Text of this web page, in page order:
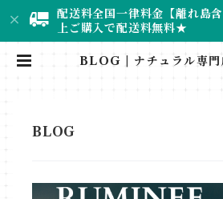
配送料全国一律料金【離れ島
上ご購入で配送料無料★
BLOG | ナチュラル専